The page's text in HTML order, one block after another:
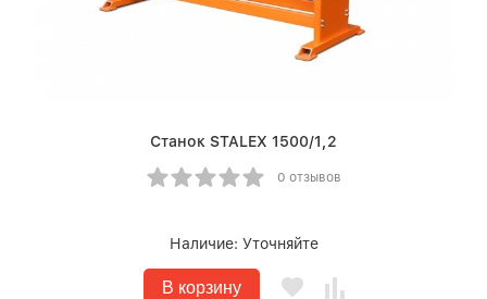
Станок STALEX 1500/1,2
0 отзывов
Наличие: Уточняйте
В корзину